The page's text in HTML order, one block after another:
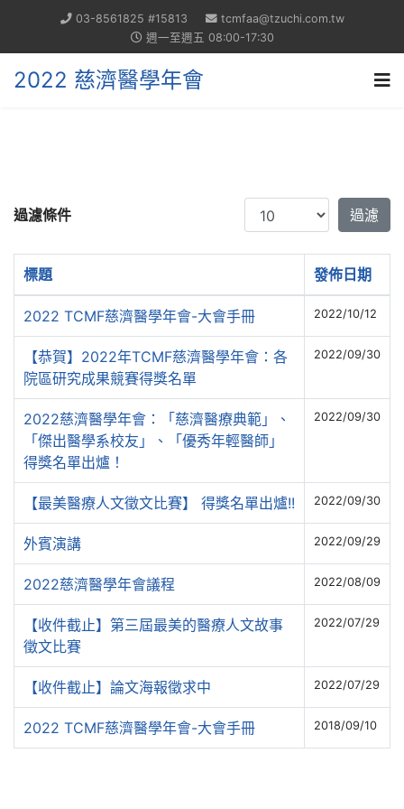
03-8561825 #15813
tcmfaa@tzuchi.com.tw
週一至週五 08:00-17:30
2022 慈濟醫學年會
過濾條件 顯示數目 過濾
標題 發佈日期
2022 TCMF慈濟醫學年會-大會手冊 2022/10/12
【恭賀】2022年TCMF慈濟醫學年會：各
院區研究成果競賽得獎名單
2022/09/30
2022慈濟醫學年會：「慈濟醫療典範」、
「傑出醫學系校友」、「優秀年輕醫師」
得獎名單出爐！
2022/09/30
【最美醫療人文徵文比賽】 得獎名單出爐!! 2022/09/30
外賓演講 2022/09/29
2022慈濟醫學年會議程 2022/08/09
【收件截止】第三屆最美的醫療人文故事
徵文比賽
2022/07/29
【收件截止】論文海報徵求中 2022/07/29
2022 TCMF慈濟醫學年會-大會手冊 2018/09/10